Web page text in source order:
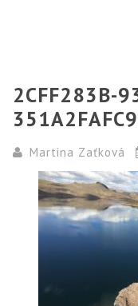
2CFF283B-
Martina Zaťková